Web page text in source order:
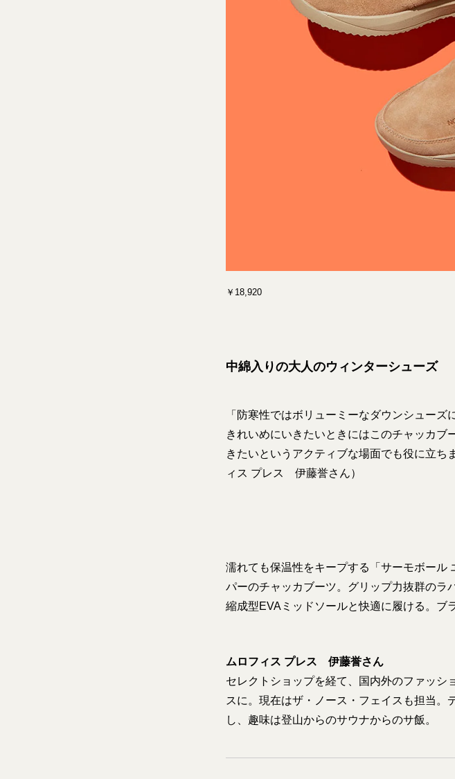
￥18,920
中綿入りの大人のウィンターシューズ
「防寒性ではボリューミーなダウンシュー
きれいめにいきたいときにはこのチャッカ
きたいというアクティブな場面でも役に立ち
ィス プレス 伊藤誉さん）
濡れても保温性をキープする「サーモボール
パーのチャッカブーツ。グリップ力抜群のラ
縮成型EVAミッドソールと快適に履ける。ブ
ムロフィス プレス 伊藤誉さん
セレクトショップを経て、国内外のファッシ
スに。現在はザ・ノース・フェイスも担当。
し、趣味は登山からのサウナからのサ飯。